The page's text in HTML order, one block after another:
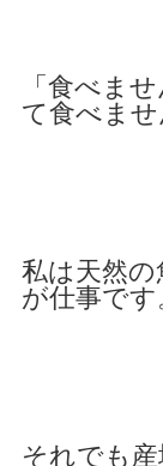
「食べま
て食べま
私は天然
が仕事です
それでも